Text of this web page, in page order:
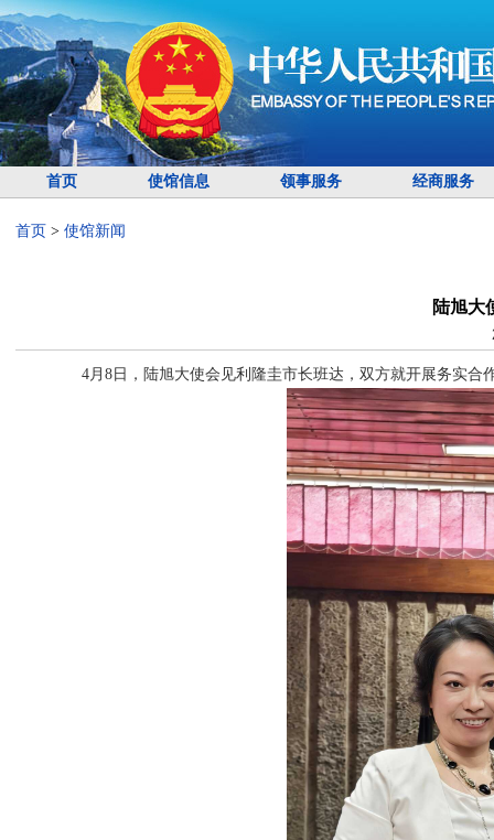
首页 使馆信息 领事服务 经商服务
首页 > 使馆新闻
陆旭大
4月8日，陆旭大使会见利隆圭市长班达，双方就开展务实合